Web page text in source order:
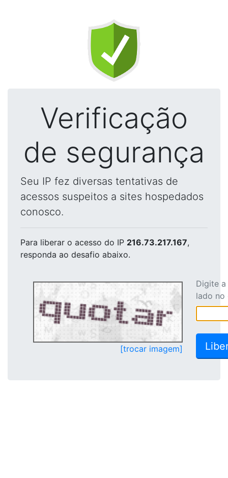
Verificação
de segurança
Seu IP fez diversas tentativas de
acessos suspeitos a sites hospedados
conosco.
Para liberar o acesso do IP 216.73.217.167,
responda ao desafio abaixo.
[trocar imagem]
Digite
lado no